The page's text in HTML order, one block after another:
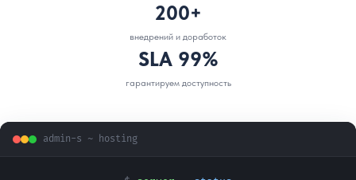
200+
внедрений и доработок
SLA 99%
гарантируем доступность
admin-s ~ hosting